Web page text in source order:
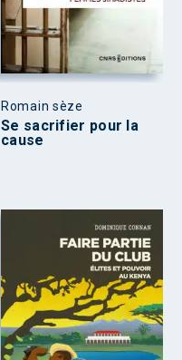
Romain sèze
Se sacrifier pour la
cause